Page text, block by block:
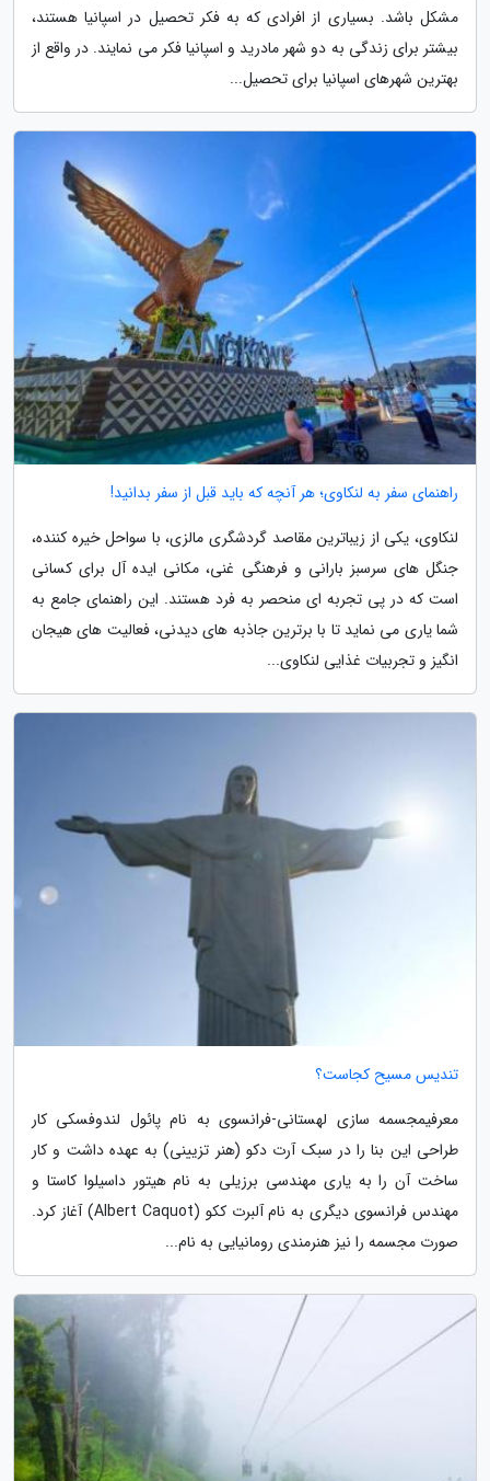
مشکل باشد. بسیاری از افرادی که به فکر تحصیل در اسپانیا هستند،
بیشتر برای زندگی به دو شهر مادرید و اسپانیا فکر می نمایند. در واقع از
بهترین شهرهای اسپانیا برای تحصیل...
راهنمای سفر به لنکاوی؛ هر آنچه که باید قبل از سفر بدانید!
لنکاوی، یکی از زیباترین مقاصد گردشگری مالزی، با سواحل خیره کننده،
جنگل های سرسبز بارانی و فرهنگی غنی، مکانی ایده آل برای کسانی
است که در پی تجربه ای منحصر به فرد هستند. این راهنمای جامع به
شما یاری می نماید تا با برترین جاذبه های دیدنی، فعالیت های هیجان
انگیز و تجربیات غذایی لنکاوی...
تندیس مسیح کجاست؟
معرفیمجسمه سازی لهستانی-فرانسوی به نام پائول لندوفسکی کار
طراحی این بنا را در سبک آرت دکو (هنر تزیینی) به عهده داشت و کار
ساخت آن را به یاری مهندسی برزیلی به نام هیتور داسیلوا کاستا و
مهندس فرانسوی دیگری به نام آلبرت ککو (Albert Caquot) آغاز کرد.
صورت مجسمه را نیز هنرمندی رومانیایی به نام...